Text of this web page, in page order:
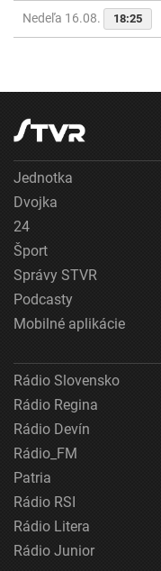
Nedeľa 16.08. 18:25
Jednotka
Dvojka
24
Šport
Správy STVR
Podcasty
Mobilné aplikácie
Rádio Slovensko
Rádio Regina
Rádio Devín
Rádio_FM
Patria
Rádio RSI
Rádio Litera
Rádio Junior